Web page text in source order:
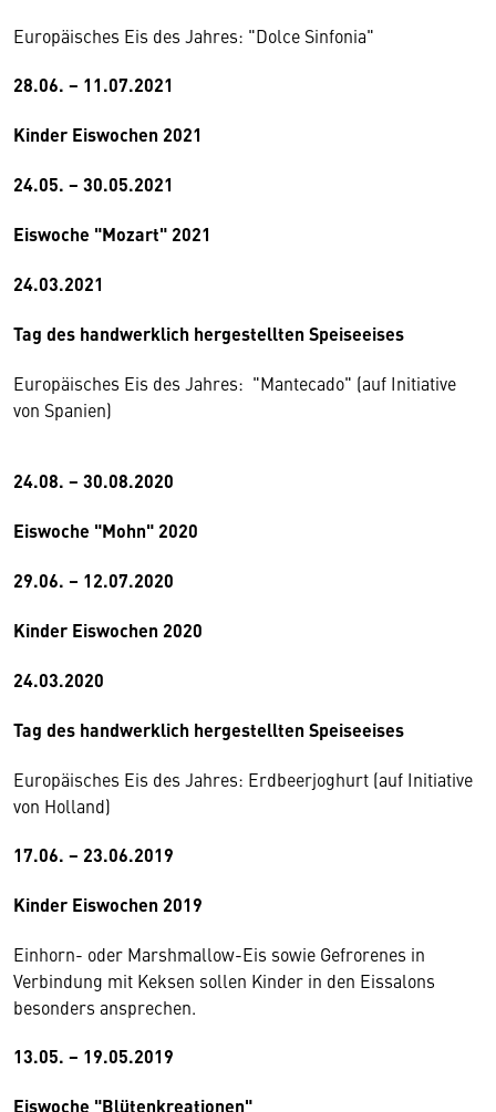
Europäisches Eis des Jahres: "Dolce Sinfonia"
28.06. − 11.07.2021
Kinder Eiswochen 2021
24.05. − 30.05.2021
Eiswoche "Mozart" 2021
24.03.2021
Tag des handwerklich hergestellten Speiseeises
Europäisches Eis des Jahres: "Mantecado" (auf Initiative
von Spanien)
24.08. − 30.08.2020
Eiswoche "Mohn" 2020
29.06. – 12.07.2020
Kinder Eiswochen 2020
24.03.2020
Tag des handwerklich hergestellten Speiseeises
Europäisches Eis des Jahres: Erdbeerjoghurt (auf Initiative
von Holland)
17.06. − 23.06.2019
Kinder Eiswochen 2019
Einhorn- oder Marshmallow-Eis sowie Gefrorenes in
Verbindung mit Keksen sollen Kinder in den Eissalons
besonders ansprechen.
13.05. − 19.05.2019
Eiswoche "Blütenkreationen"